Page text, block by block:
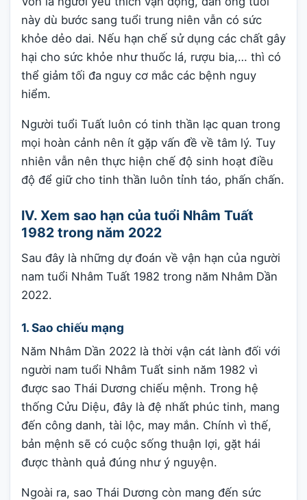
này dù bước sang tuổi trung niên vẫn có sức
khỏe dẻo dai. Nếu hạn chế sử dụng các chất gây
hại cho sức khỏe như thuốc lá, rượu bia,… thì có
thể giảm tối đa nguy cơ mắc các bệnh nguy
hiểm.
Người tuổi Tuất luôn có tinh thần lạc quan trong
mọi hoàn cảnh nên ít gặp vấn đề về tâm lý. Tuy
nhiên vẫn nên thực hiện chế độ sinh hoạt điều
độ để giữ cho tinh thần luôn tỉnh táo, phấn chấn.
IV. Xem sao hạn của tuổi Nhâm Tuất
1982 trong năm 2022
Sau đây là những dự đoán về vận hạn của người
nam tuổi Nhâm Tuất 1982 trong năm Nhâm Dần
2022.
1. Sao chiếu mạng
Năm Nhâm Dần 2022 là thời vận cát lành đối với
người nam tuổi Nhâm Tuất sinh năm 1982 vì
được sao Thái Dương chiếu mệnh. Trong hệ
thống Cửu Diệu, đây là đệ nhất phúc tinh, mang
đến công danh, tài lộc, may mắn. Chính vì thế,
bản mệnh sẽ có cuộc sống thuận lợi, gặt hái
được thành quả đúng như ý nguyện.
Ngoài ra, sao Thái Dương còn mang đến sức